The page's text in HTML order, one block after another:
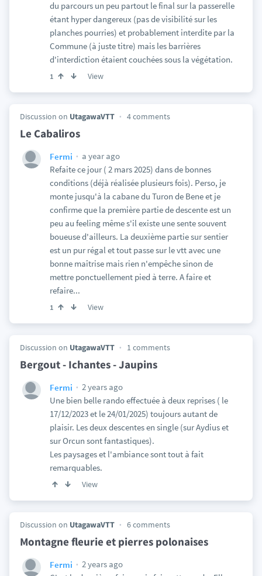
du parcours un peu partout le final sur la passerelle
étant hyper dangereux (pas de visibilité sur les
planches pourries) et probablement interdite par la
Commune (à juste titre) mais les barrières
d'interdiction étaient couchées sous la végétation.
1 View
Discussion on UtagawaVTT 4 comments
Le Cabaliros
Fermi
a year ago
Refaite ce jour ( 2 mars 2025) dans de bonnes
conditions (déjà réalisée plusieurs fois). Perso, je
monte jusqu'à la cabane du Turon de Bene et je
confirme que la première partie de descente est un
peu au feeling même s'il existe une sente souvent
boueuse d'ailleurs. La deuxième partie sur sentier
est un pur régal et tout passe sur le vtt avec une
bonne maîtrise mais rien n'empêche sinon de
mettre ponctuellement pied à terre. A faire et
refaire...
1 View
Discussion on UtagawaVTT 1 comments
Bergout - Ichantes - Jaupins
Fermi
2 years ago
Une bien belle rando effectuée à deux reprises ( le
17/12/2023 et le 24/01/2025) toujours autant de
plaisir. Les deux descentes en single (sur Aydius et
sur Orcun sont fantastiques).
Les paysages et l'ambiance sont tout à fait
remarquables.
View
Discussion on UtagawaVTT 6 comments
Montagne fleurie et pierres polonaises
Fermi
2 years ago